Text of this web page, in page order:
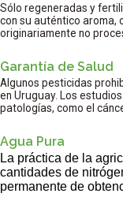
Sólo regeneradas y
con su auténtico aroma,
originariamente no
Garantía de Salud
Algunos pesticidas
en Uruguay. Los
patologías, como el
Agua Pura
La práctica de la
cantidades de
permanente de